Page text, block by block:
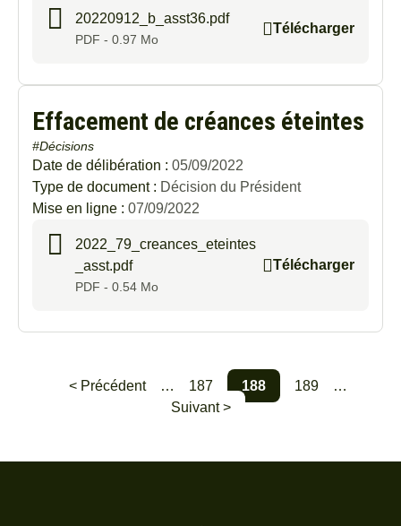
20220912_b_asst36.pdf
PDF - 0.97 Mo
Télécharger
Effacement de créances éteintes
#Décisions
Date de délibération : 05/09/2022
Type de document : Décision du Président
Mise en ligne : 07/09/2022
2022_79_creances_eteintes
_asst.pdf
PDF - 0.54 Mo
Télécharger
< Précédent … 187 188 189
…
Suivant >